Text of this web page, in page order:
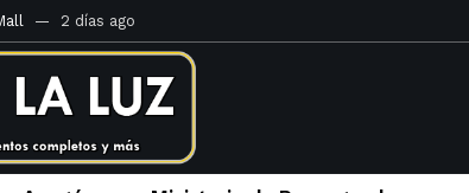
2 días ago
Calle 6 días ago
2 semanas ago